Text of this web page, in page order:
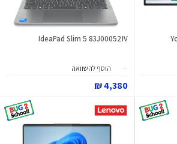
IdeaPad Slim 5 83J00052IV
הוסף להשוואה
4,380 ₪